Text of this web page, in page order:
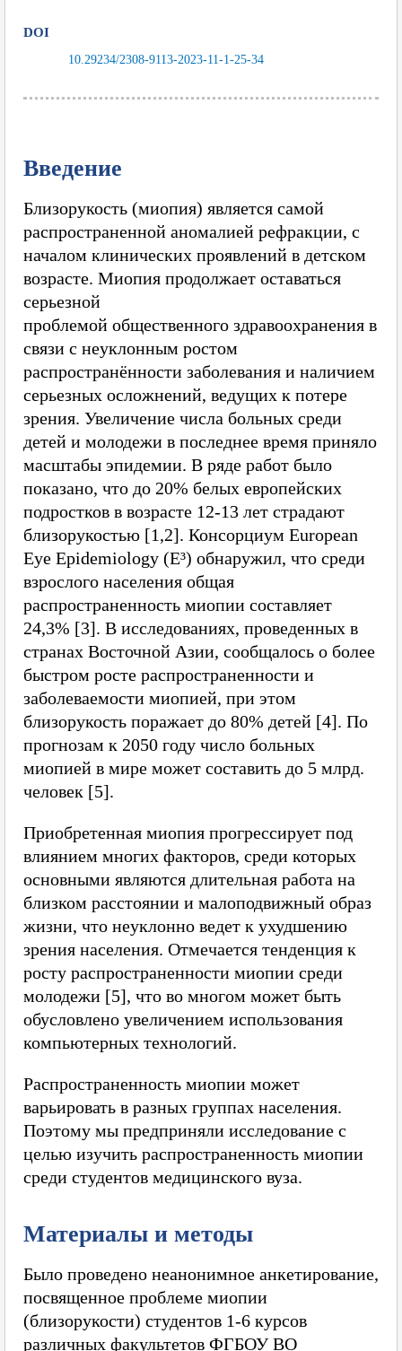
DOI
10.29234/2308-9113-2023-11-1-25-34
Введение
Близорукость (миопия) является самой
распространенной аномалией рефракции, с
началом клинических проявлений в детском
возрасте. Миопия продолжает оставаться
серьезной
проблемой общественного здравоохранения в
связи с неуклонным ростом
распространённости заболевания и наличием
серьезных осложнений, ведущих к потере
зрения. Увеличение числа больных среди
детей и молодежи в последнее время приняло
масштабы эпидемии. В ряде работ было
показано, что до 20% белых европейских
подростков в возрасте 12-13 лет страдают
близорукостью [1,2]. Консорциум European
Eye Epidemiology (E³) обнаружил, что среди
взрослого населения общая
распространенность миопии составляет
24,3% [3]. В исследованиях, проведенных в
странах Восточной Азии, сообщалось о более
быстром росте распространенности и
заболеваемости миопией, при этом
близорукость поражает до 80% детей [4]. По
прогнозам к 2050 году число больных
миопией в мире может составить до 5 млрд.
человек [5].
Приобретенная миопия прогрессирует под
влиянием многих факторов, среди которых
основными являются длительная работа на
близком расстоянии и малоподвижный образ
жизни, что неуклонно ведет к ухудшению
зрения населения. Отмечается тенденция к
росту распространенности миопии среди
молодежи [5], что во многом может быть
обусловлено увеличением использования
компьютерных технологий.
Распространенность миопии может
варьировать в разных группах населения.
Поэтому мы предприняли исследование с
целью изучить распространенность миопии
среди студентов медицинского вуза.
Материалы и методы
Было проведено неанонимное анкетирование,
посвященное проблеме миопии
(близорукости) студентов 1-6 курсов
различных факультетов ФГБОУ ВО